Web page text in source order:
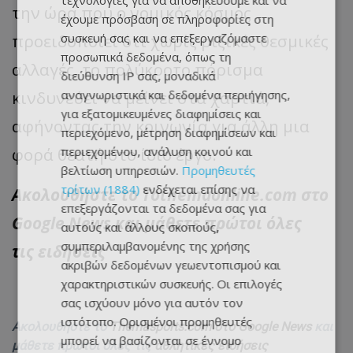
την ώρα που ο νομικός κόσμος
προειδοποιεί ότι χωρίς ριζικές θεσμικές
αλλαγές, το πολύκροτο πόρισμα
κινδυνεύει να μείνει στα χαρτιά,
αφήνοντας την κοινωνία για άλλη μια
φορά θεατή στο ίδιο έργο.
Ακολουθήστε τοTothemaonline.com στο
Google Newsκαι μάθετε πρώτοι όλες
τις
ειδήσεις
Ακολουθήστε τοThemasports.com στο Google News
μάθετε πρώτοι όλες τιςαθλητικές ειδήσεις
έχουμε πρόσβαση σε πληροφορίες στη
συσκευή σας και να επεξεργαζόμαστε
προσωπικά δεδομένα, όπως τη
διεύθυνση IP σας, μοναδικά
αναγνωριστικά και δεδομένα περιήγησης,
για εξατομικευμένες διαφημίσεις και
περιεχόμενο, μέτρηση διαφημίσεων και
περιεχομένου, ανάλυση κοινού και
βελτίωση υπηρεσιών. Προμηθευτές
τρίτων (1884) ενδέχεται επίσης να
επεξεργάζονται τα δεδομένα σας για
αυτούς και άλλους σκοπούς,
συμπεριλαμβανομένης της χρήσης
ακριβών δεδομένων γεωεντοπισμού και
χαρακτηριστικών συσκευής. Οι επιλογές
σας ισχύουν μόνο για αυτόν τον
ιστότοπο. Ορισμένοι προμηθευτές
μπορεί να βασίζονται σε έννομο